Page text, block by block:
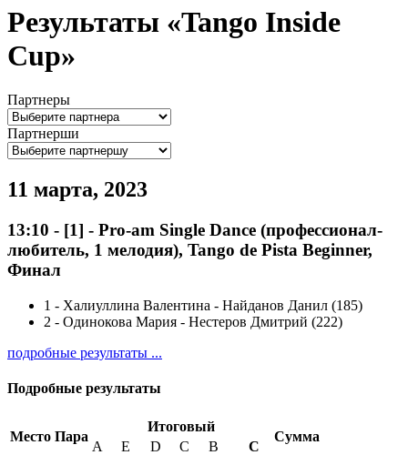
Результаты «Tango Inside
Cup»
Партнеры
Партнерши
11 марта, 2023
13:10 - [1] - Pro-am Single Dance (профессионал-
любитель, 1 мелодия), Tango de Pista Beginner,
Финал
1 - Халиуллина Валентина - Найданов Данил (185)
2 - Одинокова Мария - Нестеров Дмитрий (222)
подробные результаты ...
Подробные результаты
Место Пара
Итоговый
Сумма
A E D C B
С